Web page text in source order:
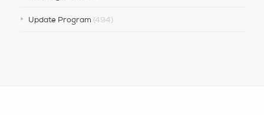
Update Program (494)